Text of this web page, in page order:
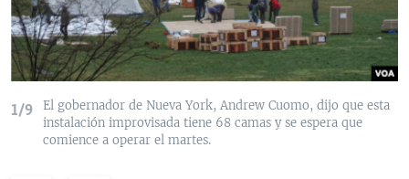
1/9
El gobernador de Nueva York, Andrew Cuomo, dijo que esta
instalación improvisada tiene 68 camas y se espera que
comience a operar el martes.